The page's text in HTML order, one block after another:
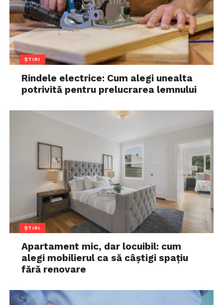
ȘTIRI
Rindele electrice: Cum alegi unealta
potrivită pentru prelucrarea lemnului
ȘTIRI
Apartament mic, dar locuibil: cum
alegi mobilierul ca să câștigi spațiu
fără renovare